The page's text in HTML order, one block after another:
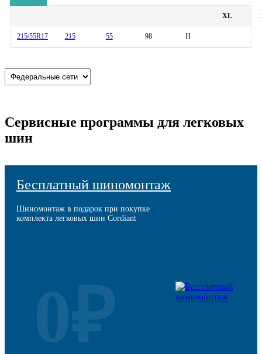
XL
215/55R17 215 55 98 H
Сервисные программы для легковых
шин
Бесплатный шиномонтаж
Шиномонтаж в подарок при покупке
комплекта легковых шин Cordiant